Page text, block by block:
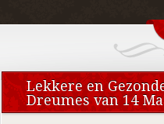
Lekkere en
Dreumes van 14